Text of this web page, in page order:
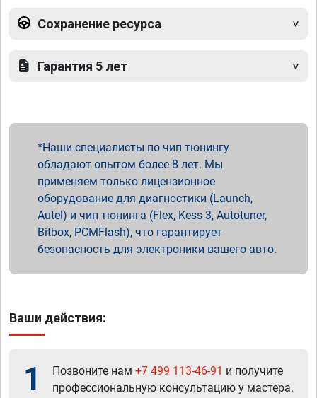
Сохранение ресурса
Гарантия 5 лет
Наши специалисты по чип тюнингу
обладают опытом более 8 лет. Мы
применяем только лицензионное
оборудование для диагностики (Launch,
Autel) и чип тюнинга (Flex, Kess 3, Autotuner,
Bitbox, PCMFlash), что гарантирует
безопасность для электроники вашего авто.
Ваши действия:
1 Позвоните нам +7 499 113-46-91 и получите
профессиональную консультацию у мастера.